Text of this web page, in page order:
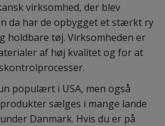
virksomhed, der blev
da har de opbygget et stærkt ry
holdbare tøj. Virksomheden er
af høj kvalitet og for at
populært i USA, men også
sælges i mange lande
Danmark. Hvis du er på